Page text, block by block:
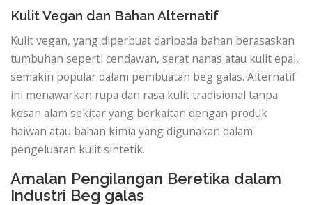
Kulit Vegan dan Bahan Alternatif
Kulit vegan, yang diperbuat daripada bahan berasaskan
tumbuhan seperti cendawan, serat nanas atau kulit epal,
semakin popular dalam pembuatan beg galas. Alternatif
ini menawarkan rupa dan rasa kulit tradisional tanpa
kesan alam sekitar yang berkaitan dengan produk
haiwan atau bahan kimia yang digunakan dalam
pengeluaran kulit sintetik.
Amalan Pengilangan Beretika dalam
Industri Beg galas